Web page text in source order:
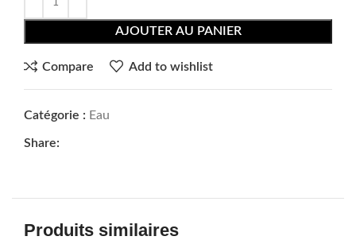
AJOUTER AU PANIER
Compare Add to wishlist
Catégorie : Eau
Share:
Produits similaires